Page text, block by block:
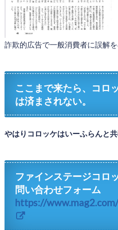
詐欺的広告で一般消費者に誤解を
ここまで来たら、コロ
は済まされない。
やはりコロッケはいーふらんと
ファインステージコロ
問い合わせフォーム
https://